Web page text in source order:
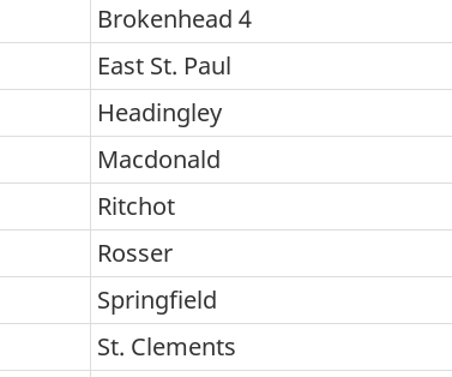
Brokenhead 4
East St. Paul
Headingley
Macdonald
Ritchot
Rosser
Springfield
St. Clements